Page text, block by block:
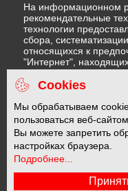
На информационном
рекомендательные
технологии
сбора,
относящихся к
"Интернет",
Федерации)
Правила применения
Политика в
Политика обработки
16 +
Cookies
Мы обрабатываем
пользоваться веб-
Вы можете запретить
настройках браузера.
Подробнее...